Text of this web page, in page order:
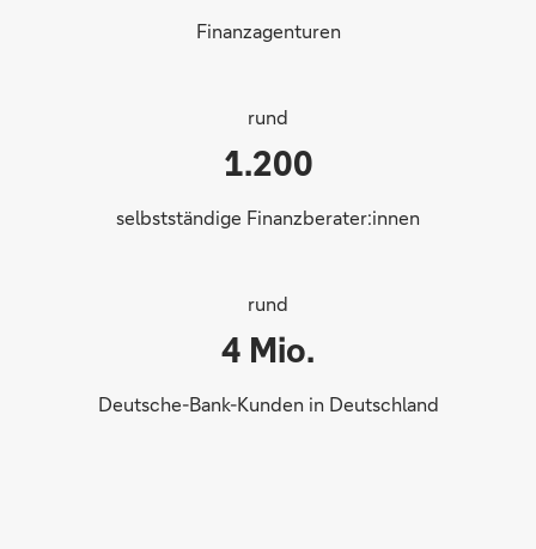
Finanzagenturen
rund
1.200
selbstständige Finanzberater:innen
rund
4 Mio.
Deutsche-Bank-Kunden in Deutschland